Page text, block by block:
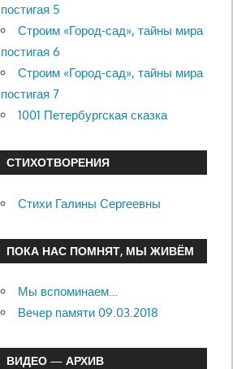
постигая 5
Строим «Город-сад», тайны мира
постигая 6
Строим «Город-сад», тайны мира
постигая 7
1001 Петербургская сказка
СТИХОТВОРЕНИЯ
Стихи Галины Сергеевны
ПОКА НАС ПОМНЯТ, МЫ ЖИВЁМ
Мы вспоминаем…
Вечер памяти 09.03.2018
ВИДЕО — АРХИВ